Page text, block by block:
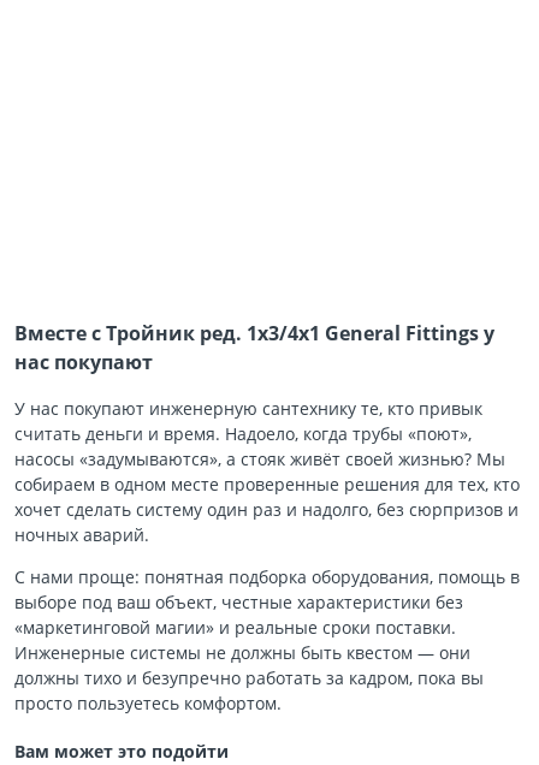
Вместе с Тройник ред. 1х3/4х1 General Fittings у
нас покупают
У нас покупают инженерную сантехнику те, кто привык
считать деньги и время. Надоело, когда трубы «поют»,
насосы «задумываются», а стояк живёт своей жизнью? Мы
собираем в одном месте проверенные решения для тех, кто
хочет сделать систему один раз и надолго, без сюрпризов и
ночных аварий.
С нами проще: понятная подборка оборудования, помощь в
выборе под ваш объект, честные характеристики без
«маркетинговой магии» и реальные сроки поставки.
Инженерные системы не должны быть квестом — они
должны тихо и безупречно работать за кадром, пока вы
просто пользуетесь комфортом.
Вам может это подойти